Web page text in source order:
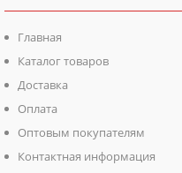
Главная
Каталог товаров
Доставка
Оплата
Оптовым покупателям
Контактная информация